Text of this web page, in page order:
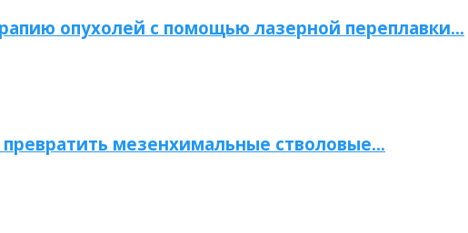
опухолей с помощью лазерной переплавки…
мезенхимальные стволовые…